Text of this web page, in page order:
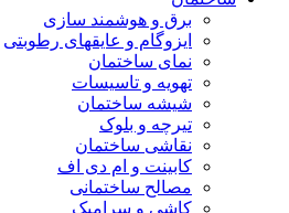
برق و هوشمند سازی
ایزوگام و عایقهای رطوبتی
نمای ساختمان
تهویه و تاسیسات
شیشه ساختمان
تیرچه و بلوک
نقاشی ساختمان
کابینت و ام دی اف
مصالح ساختمانی
کاشی و سرامیک